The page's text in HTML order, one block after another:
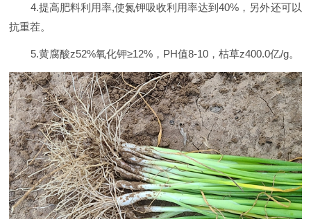
4.提高肥料利用率,使氮钾吸收利用率达到40%，另外还可以
抗重茬。
5.黄腐酸z52%氧化钾≥12%，PH值8-10，枯草z400.0亿/g。